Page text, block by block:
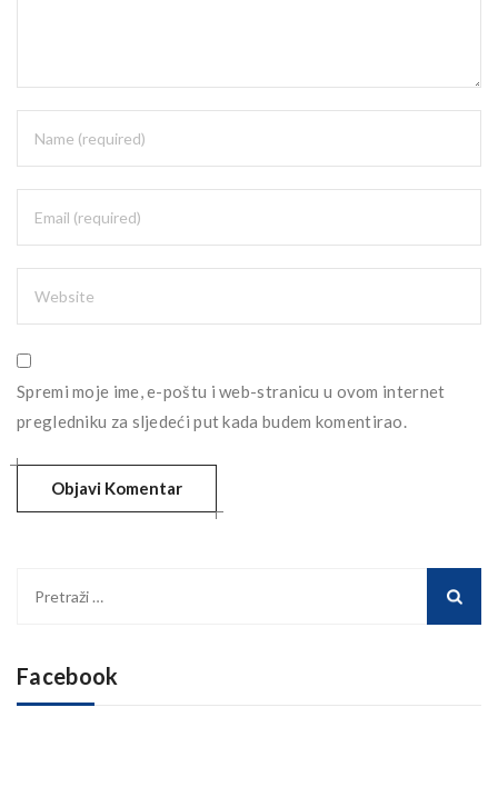
Spremi moje ime, e-poštu i web-stranicu u ovom internet
pregledniku za sljedeći put kada budem komentirao.
Facebook